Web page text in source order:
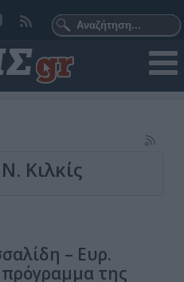
Κιλκίς
– Ευρ.
πρόγραμμα της